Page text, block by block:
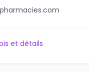
et détails